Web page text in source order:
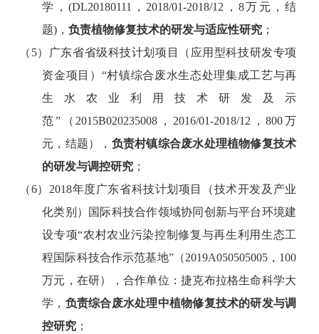
学， (DL20180111 ， 2018/01-2018/12 ，8万元，结
题) ，负责植物修复技术的研发与适应性研究 ；
（ 5）广东省省级科技计划项目（应用型科技研发专项
资金项目） “村镇综合废水生态处理集成工艺与再
生水农业利用技术研发及示
范”（ 2015B020235008 ， 2016/01-2018/12 ，800万
元，结题）， 负责村镇综合废水处理植物修复技术
的研发与调控研究 ；
（6） 2018年度广东省科技计划项目（技术开发及产业
化类别）国际科技合作领域协同创新与平台环境建
设专项“农村农业污染控制修复与再生利用生态工
程国际科技合作示范基地”（2019A050505005， 100
万元，在研），合作单位：捷克布拉格生命科学大
学， 负责综合废水处理中植物修复技术的研发与调
控研究 ；